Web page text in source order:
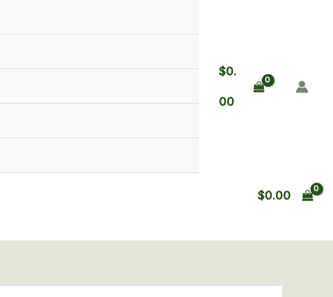
$0.
00
$0.00